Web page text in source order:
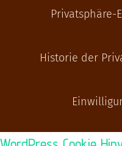
Privatsphäre-
Historie der